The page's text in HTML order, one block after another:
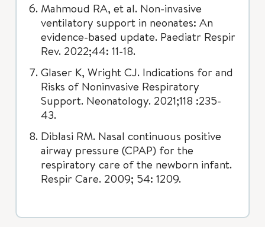
Mahmoud RA, et al. Non-invasive
ventilatory support in neonates: An
evidence-based update. Paediatr Respir
Rev. 2022;44: 11-18.
Glaser K, Wright CJ. Indications for and
Risks of Noninvasive Respiratory
Support. Neonatology. 2021;118 :235-
43.
Diblasi RM. Nasal continuous positive
airway pressure (CPAP) for the
respiratory care of the newborn infant.
Respir Care. 2009; 54: 1209.